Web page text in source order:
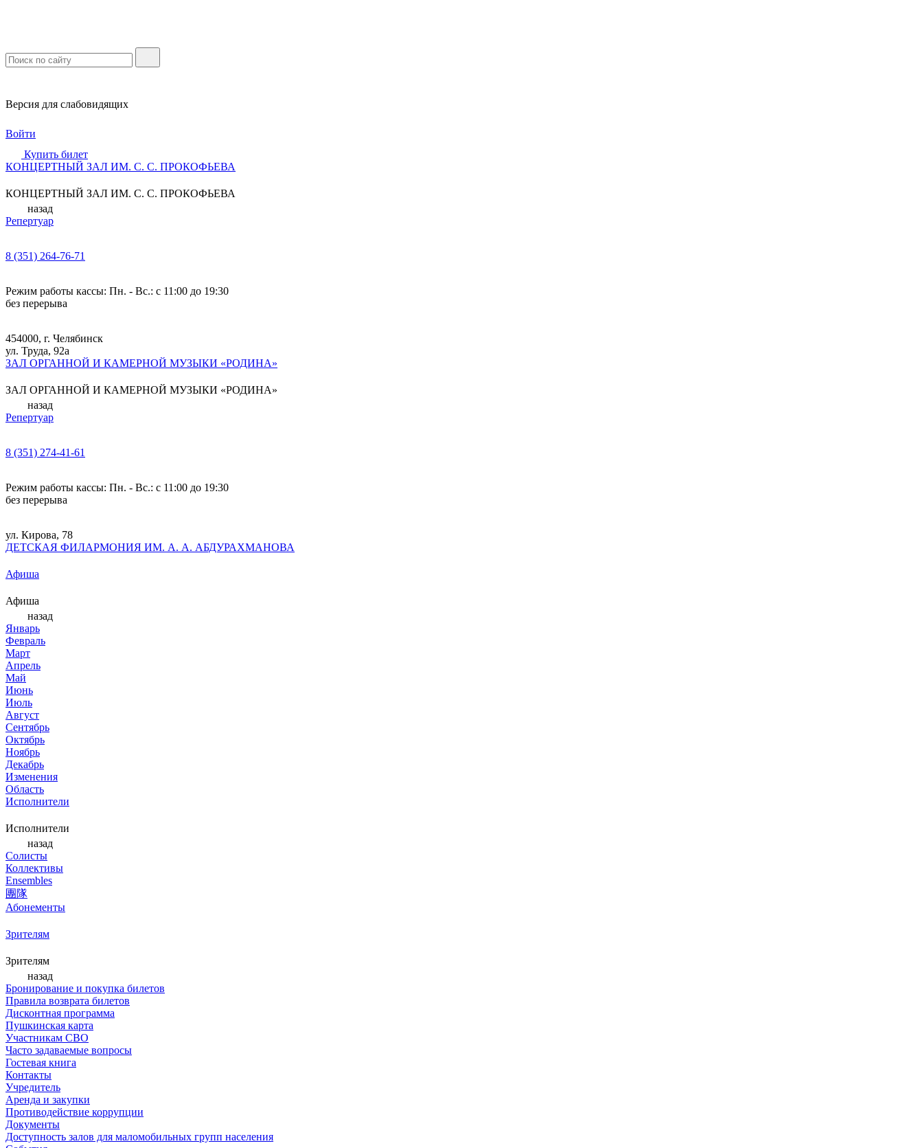
Версия для слабовидящих
Войти
Купить билет
КОНЦЕРТНЫЙ ЗАЛ ИМ. С. С. ПРОКОФЬЕВА
КОНЦЕРТНЫЙ ЗАЛ ИМ. С. С. ПРОКОФЬЕВА
назад
Репертуар
8 (351) 264-76-71
Режим работы кассы: Пн. - Вс.: с 11:00 до 19:30
без перерыва
454000, г. Челябинск
ул. Труда, 92а
ЗАЛ ОРГАННОЙ И КАМЕРНОЙ МУЗЫКИ «РОДИНА»
ЗАЛ ОРГАННОЙ И КАМЕРНОЙ МУЗЫКИ «РОДИНА»
назад
Репертуар
8 (351) 274-41-61
Режим работы кассы: Пн. - Вс.: с 11:00 до 19:30
без перерыва
ул. Кирова, 78
ДЕТСКАЯ ФИЛАРМОНИЯ ИМ. А. А. АБДУРАХМАНОВА
Афиша
Афиша
назад
Январь
Февраль
Март
Апрель
Май
Июнь
Июль
Август
Сентябрь
Октябрь
Ноябрь
Декабрь
Изменения
Область
Исполнители
Исполнители
назад
Солисты
Коллективы
Ensembles
團隊
Абонементы
Зрителям
Зрителям
назад
Бронирование и покупка билетов
Правила возврата билетов
Дисконтная программа
Пушкинская карта
Участникам СВО
Часто задаваемые вопросы
Гостевая книга
Контакты
Учредитель
Аренда и закупки
Противодействие коррупции
Документы
Доступность залов для маломобильных групп населения